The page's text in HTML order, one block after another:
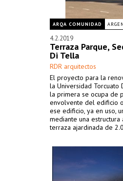
ARQA COMUNIDAD
4.2.2019
Terraza Parque,
Di Tella
RDR arquitectos
El proyecto para la
la Universidad Torcuato
la primera se ocupa de
envolvente del edificio
ese edificio, ya en uso,
mediante una estructura
terraza ajardinada de